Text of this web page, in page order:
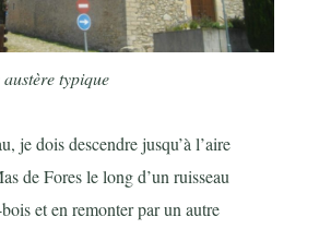
austère typique
je dois descendre jusqu’à l’aire
de Fores le long d’un ruisseau
et en remonter par un autre